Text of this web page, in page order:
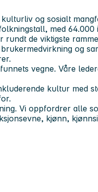
og sosialt
med 64.000
rundt de viktigste
og
vegne. Våre
kultur med
Vi oppfordrer alle
kjønn,